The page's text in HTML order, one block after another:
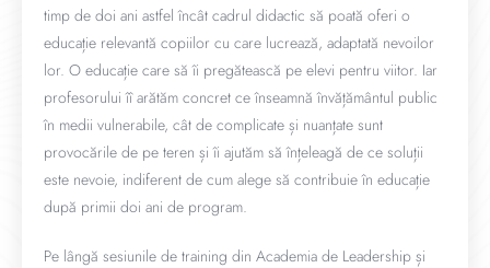
timp de doi ani astfel încât cadrul didactic să poată oferi o
educație relevantă copiilor cu care lucrează, adaptată nevoilor
lor. O educație care să îi pregătească pe elevi pentru viitor. Iar
profesorului îî arătăm concret ce înseamnă învățământul public
în medii vulnerabile, cât de complicate și nuanțate sunt
provocările de pe teren și îi ajutăm să înțeleagă de ce soluții
este nevoie, indiferent de cum alege să contribuie în educație
după primii doi ani de program.
Pe lângă sesiunile de training din Academia de Leadership și